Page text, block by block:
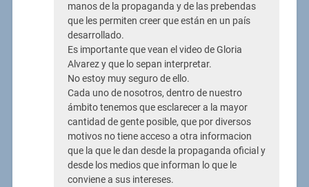
manos de la propaganda y de las prebendas
que les permiten creer que están en un país
desarrollado.
Es importante que vean el video de Gloria
Alvarez y que lo sepan interpretar.
No estoy muy seguro de ello.
Cada uno de nosotros, dentro de nuestro
ámbito tenemos que esclarecer a la mayor
cantidad de gente posible, que por diversos
motivos no tiene acceso a otra informacion
que la que le dan desde la propaganda oficial y
desde los medios que informan lo que le
conviene a sus intereses.